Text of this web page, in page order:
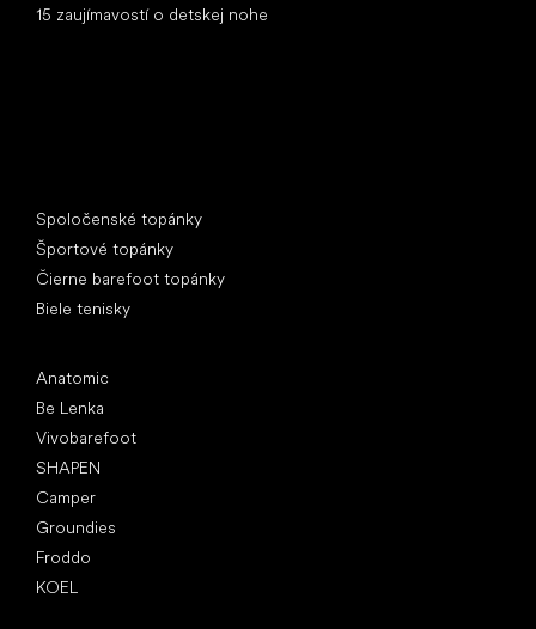
15 zaujímavostí o detskej nohe
Spoločenské topánky
Športové topánky
Čierne barefoot topánky
Biele tenisky
Anatomic
Be Lenka
Vivobarefoot
SHAPEN
Camper
Groundies
Froddo
KOEL